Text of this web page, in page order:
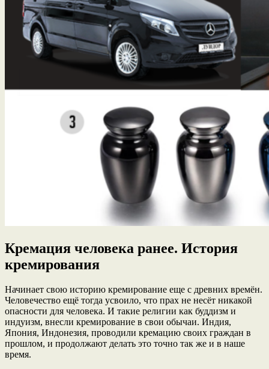
Кремация человека ранее. История
кремирования
Начинает свою историю кремирование еще с древних времён.
Человечество ещё тогда усвоило, что прах не несёт никакой
опасности для человека. И такие религии как буддизм и
индуизм, внесли кремирование в свои обычаи. Индия,
Япония, Индонезия, проводили кремацию своих граждан в
прошлом, и продолжают делать это точно так же и в наше
время.